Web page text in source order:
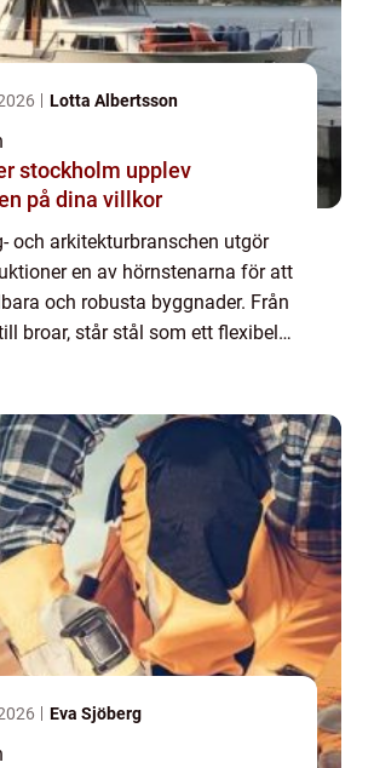
Lotta Albertsson
upplev
på dina villkor
och arkitekturbranschen utgör
en av hörnstenarna för att
och robusta byggnader. Från
broar, står stål som ett flexibelt
Eva Sjöberg